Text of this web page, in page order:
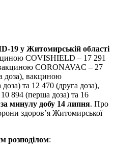
19 у Житомирській області
COVISHIELD – 17 291
CORONAVAC – 27
доза), вакциною
та 12 470 (друга доза),
894 (перша доза) та 16
минулу добу 14 липня. Про
здоров’я Житомирської
розподілом: